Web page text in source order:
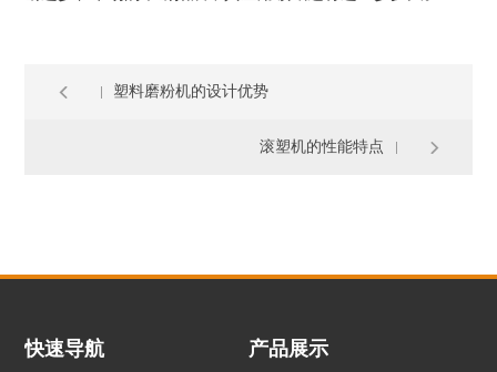
塑料磨粉机的设计优势
滚塑机的性能特点
快速导航 产品展示